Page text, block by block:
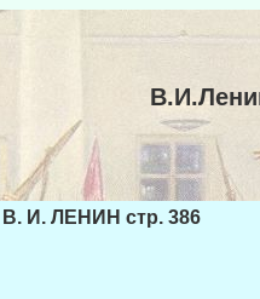
В. И. ЛЕНИН стр. 386